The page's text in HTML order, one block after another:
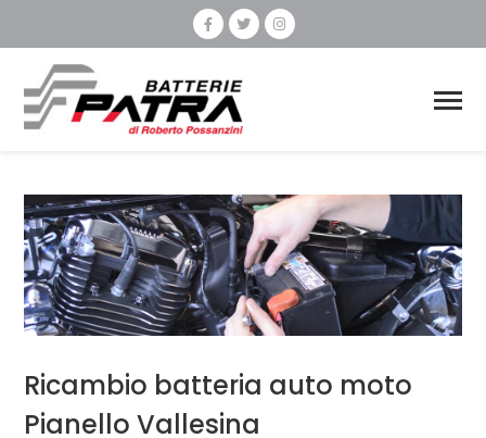
Ricambio batteria auto moto
Pianello Vallesina